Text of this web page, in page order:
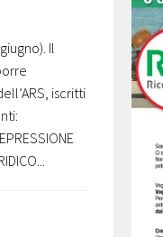
Il
iscritti